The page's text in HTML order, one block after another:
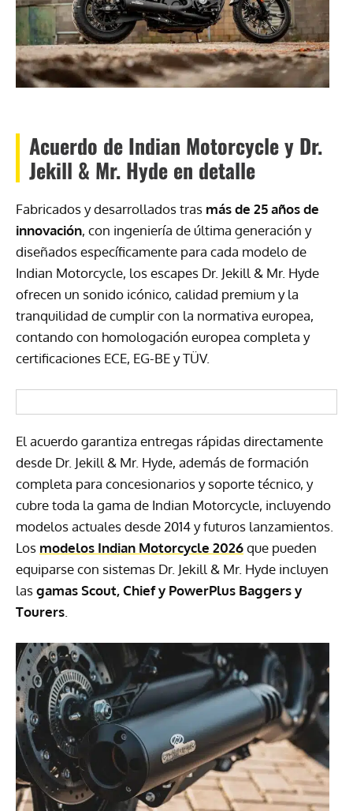
Acuerdo de Indian Motorcycle y Dr.
Jekill & Mr. Hyde en detalle
Fabricados y desarrollados tras más de 25 años de
innovación, con ingeniería de última generación y
diseñados específicamente para cada modelo de
Indian Motorcycle, los escapes Dr. Jekill & Mr. Hyde
ofrecen un sonido icónico, calidad premium y la
tranquilidad de cumplir con la normativa europea,
contando con homologación europea completa y
certificaciones ECE, EG-BE y TÜV.
El acuerdo garantiza entregas rápidas directamente
desde Dr. Jekill & Mr. Hyde, además de formación
completa para concesionarios y soporte técnico, y
cubre toda la gama de Indian Motorcycle, incluyendo
modelos actuales desde 2014 y futuros lanzamientos.
Los modelos Indian Motorcycle 2026que pueden
equiparse con sistemas Dr. Jekill & Mr. Hyde incluyen
lasgamas Scout, Chief y PowerPlus Baggers y
Tourers.